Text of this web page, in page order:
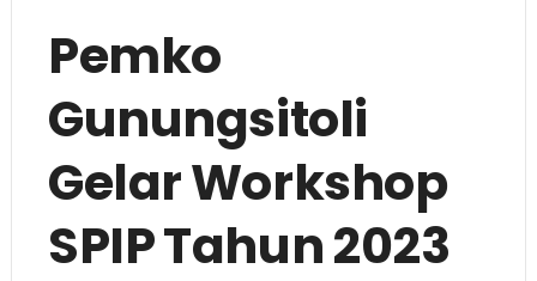
Pemko
Gunungsitoli
Gelar Workshop
SPIP Tahun 2023